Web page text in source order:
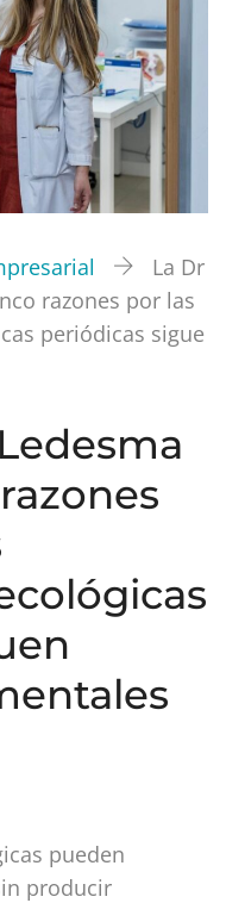
La Dr
razones por las
periódicas sigue
pueden
producir